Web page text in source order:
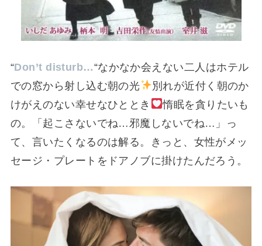
“Don’t disturb…“なかなか会えない二人はホテル
での窓から射し込む朝の光
別れが近付く朝のか
けがえのない幸せなひととき
惰眠を貪りたいも
の。「起こさないでね…邪魔しないでね…」っ
て、言いたくなるのは解る。きっと、女性がメッ
セージ・プレートをドアノブに掛けたんだろう。